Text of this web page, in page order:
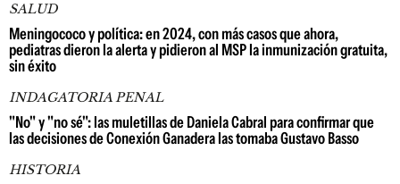
SALUD
Meningococo y política: en 2024, con más casos que ahora,
pediatras dieron la alerta y pidieron al MSP la inmunización gratuita,
sin éxito
INDAGATORIA PENAL
"No" y "no sé": las muletillas de Daniela Cabral para confirmar que
las decisiones de Conexión Ganadera las tomaba Gustavo Basso
HISTORIA